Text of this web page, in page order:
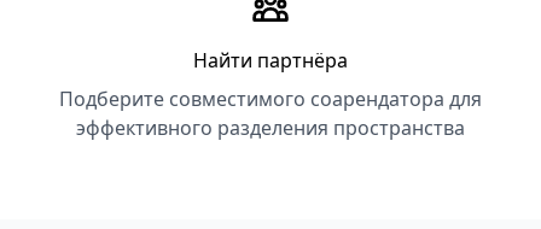
Найти партнёра
Подберите совместимого соарендатора для
эффективного разделения пространства